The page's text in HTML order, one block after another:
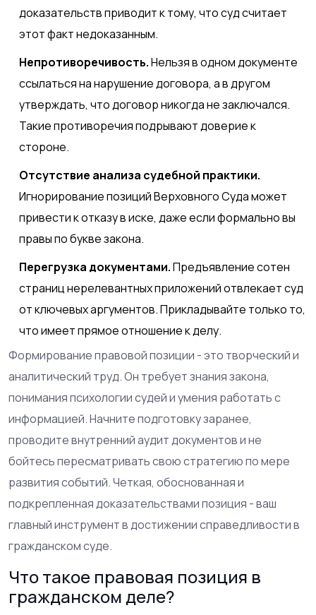
доказательств приводит к тому, что суд считает
этот факт недоказанным.
Непротиворечивость.Нельзя в одном документе
ссылаться на нарушение договора, а в другом
утверждать, что договор никогда не заключался.
Такие противоречия подрывают доверие к
стороне.
Отсутствие анализа судебной практики.
Игнорирование позиций Верховного Суда может
привести к отказу в иске, даже если формально вы
правы по букве закона.
Перегрузка документами.Предъявление сотен
страниц нерелевантных приложений отвлекает суд
от ключевых аргументов. Прикладывайте только то,
что имеет прямое отношение к делу.
Формирование правовой позиции - это творческий и
аналитический труд. Он требует знания закона,
понимания психологии судей и умения работать с
информацией. Начните подготовку заранее,
проводите внутренний аудит документов и не
бойтесь пересматривать свою стратегию по мере
развития событий. Четкая, обоснованная и
подкрепленная доказательствами позиция - ваш
главный инструмент в достижении справедливости в
гражданском суде.
Что такое правовая позиция в
гражданском деле?